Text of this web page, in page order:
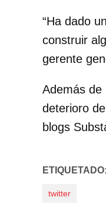
“Ha dado
construir
gerente
Además de
deterioro
blogs
ETIQUETADO:
twitter